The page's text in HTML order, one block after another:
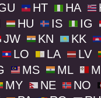
HT HA
HU IS IG
JW KN KK
LO LA LV
MS ML
MY NE NO